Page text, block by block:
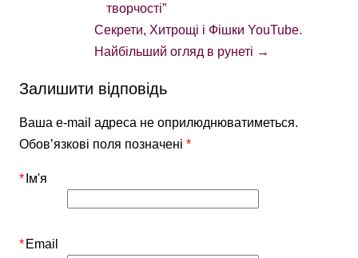
творчості”
Секрети, Хитрощі і Фішки YouTube.
Найбільший огляд в рунеті →
Залишити відповідь
Ваша e-mail адреса не оприлюднюватиметься.
Обов’язкові поля позначені*
Ім'я
*
Email
*